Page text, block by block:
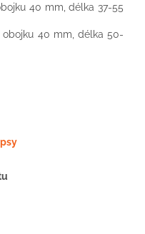
40 mm , délka 37-55
obojku 40 mm , délka 50-